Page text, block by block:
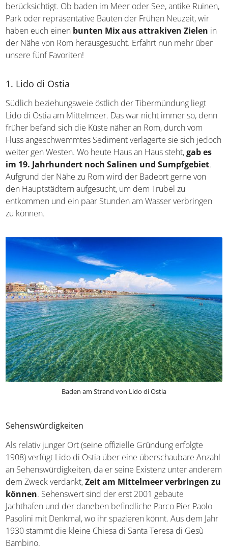
berücksichtigt. Ob baden im Meer oder See, antike Ruinen,
Park oder repräsentative Bauten der Frühen Neuzeit, wir
haben euch einen bunten Mix aus attrakiven Zielen in
der Nähe von Rom herausgesucht. Erfahrt nun mehr über
unsere fünf Favoriten!
1. Lido di Ostia
Südlich beziehungsweie östlich der Tibermündung liegt
Lido di Ostia am Mittelmeer. Das war nicht immer so, denn
früher befand sich die Küste näher an Rom, durch vom
Fluss angeschwemmtes Sediment verlagerte sie sich jedoch
weiter gen Westen. Wo heute Haus an Haus steht,gab es
im 19. Jahrhundert noch Salinen und Sumpfgebiet.
Aufgrund der Nähe zu Rom wird der Badeort gerne von
den Hauptstädtern aufgesucht, um dem Trubel zu
entkommen und ein paar Stunden am Wasser verbringen
zu können.
Baden am Strand von Lido di Ostia
Sehenswürdigkeiten
Als relativ junger Ort (seine offizielle Gründung erfolgte
1908) verfügt Lido di Ostia über eine überschaubare Anzahl
an Sehenswürdigkeiten, da er seine Existenz unter anderem
dem Zweck verdankt,Zeit am Mittelmeer verbringen zu
können. Sehenswert sind der erst 2001 gebaute
Jachthafen und der daneben befindliche Parco Pier Paolo
Pasolini mit Denkmal, wo ihr spazieren könnt. Aus dem Jahr
1930 stammt die kleine Chiesa di Santa Teresa di Gesù
Bambino.